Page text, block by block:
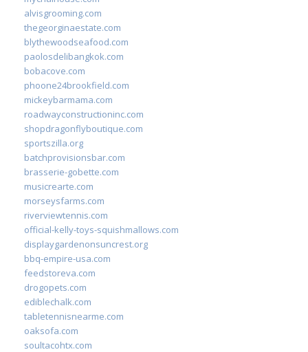
alvisgrooming.com
thegeorginaestate.com
blythewoodseafood.com
paolosdelibangkok.com
bobacove.com
phoone24brookfield.com
mickeybarmama.com
roadwayconstructioninc.com
shopdragonflyboutique.com
sportszilla.org
batchprovisionsbar.com
brasserie-gobette.com
musicrearte.com
morseysfarms.com
riverviewtennis.com
official-kelly-toys-squishmallows.com
displaygardenonsuncrest.org
bbq-empire-usa.com
feedstoreva.com
drogopets.com
ediblechalk.com
tabletennisnearme.com
oaksofa.com
soultacohtx.com